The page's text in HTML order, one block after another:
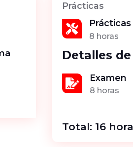
Prácticas

8 horas
Detalles
 Examen
8 horas
Total: 16